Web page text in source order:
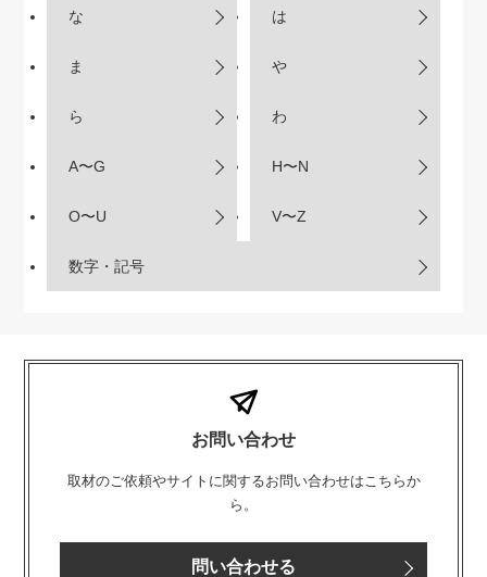
な は
ま や
ら わ
A〜G H〜N
O〜U V〜Z
数字・記号
お問い合わせ
取材のご依頼やサイトに関するお問い合わせはこちらか
ら。
問い合わせる